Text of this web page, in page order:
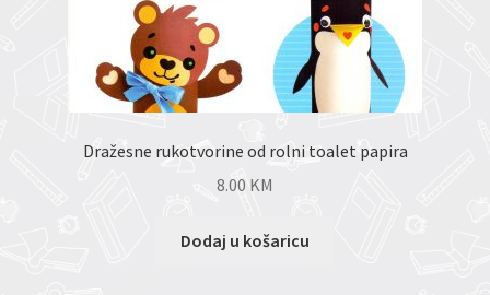
Dražesne rukotvorine od rolni toalet papira
8.00 KM
Dodaj u košaricu